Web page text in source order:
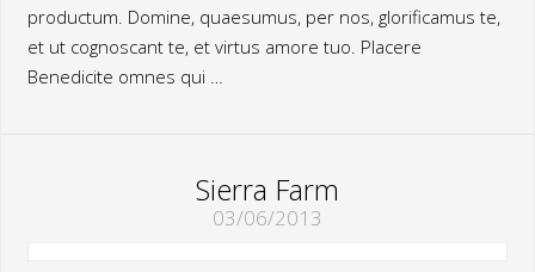
productum. Domine, quaesumus, per nos, glorificamus te,
et ut cognoscant te, et virtus amore tuo. Placere
Benedicite omnes qui …
Sierra Farm
03/06/2013